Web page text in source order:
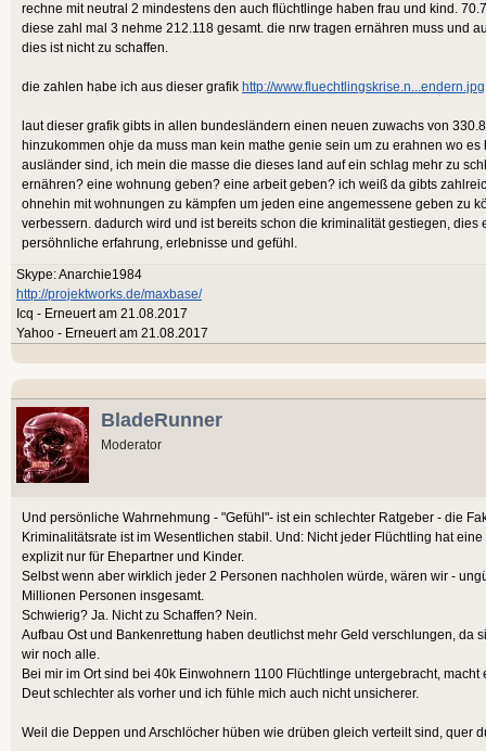
rechne mit neutral 2 mindestens den auch flüchtlinge haben frau und kind.
diese zahl mal 3 nehme 212.118 gesamt. die nrw tragen ernähren muss und
dies ist nicht zu schaffen.
die zahlen habe ich aus dieser grafik http://www.fluechtlingskrise.n...endern.jpg
laut dieser grafik gibts in allen bundesländern einen neuen zuwachs von
hinzukommen ohje da muss man kein mathe genie sein um zu erahnen wo
ausländer sind, ich mein die masse die dieses land auf ein schlag mehr zu
ernähren? eine wohnung geben? eine arbeit geben? ich weiß da gibts
ohnehin mit wohnungen zu kämpfen um jeden eine angemessene geben zu
verbessern. dadurch wird und ist bereits schon die kriminalität gestiegen, dies
persöhnliche erfahrung, erlebnisse und gefühl.
Skype: Anarchie1984
http://projektworks.de/maxbase/
Icq - Erneuert am 21.08.2017
Yahoo - Erneuert am 21.08.2017
BladeRunner
Moderator
Und persönliche Wahrnehmung - "Gefühl"- ist ein schlechter Ratgeber - die
Kriminalitätsrate ist im Wesentlichen stabil. Und: Nicht jeder Flüchtling hat
explizit nur für Ehepartner und Kinder.
Selbst wenn aber wirklich jeder 2 Personen nachholen würde, wären wir -
Millionen Personen insgesamt.
Schwierig? Ja. Nicht zu Schaffen? Nein.
Aufbau Ost und Bankenrettung haben deutlichst mehr Geld verschlungen, da
wir noch alle.
Bei mir im Ort sind bei 40k Einwohnern 1100 Flüchtlinge untergebracht,
Deut schlechter als vorher und ich fühle mich auch nicht unsicherer.
Weil die Deppen und Arschlöcher hüben wie drüben gleich verteilt sind, quer